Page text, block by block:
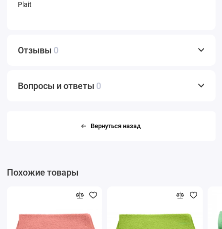
Plait
Отзывы 0
Вопросы и ответы 0
Вернуться назад
Похожие товары